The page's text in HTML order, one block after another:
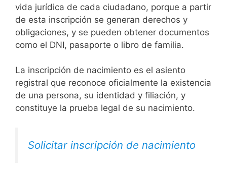
vida jurídica de cada ciudadano, porque a partir
de esta inscripción se generan derechos y
obligaciones, y se pueden obtener documentos
como el DNI, pasaporte o libro de familia.
La inscripción de nacimiento es el asiento
registral que reconoce oficialmente la existencia
de una persona, su identidad y filiación, y
constituye la prueba legal de su nacimiento.
Solicitar inscripción de nacimiento